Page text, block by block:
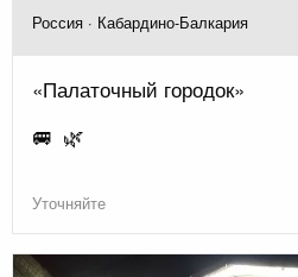
Россия · Кабардино-Балкария
«Палаточный городок»
🚐 🌿
Уточняйте